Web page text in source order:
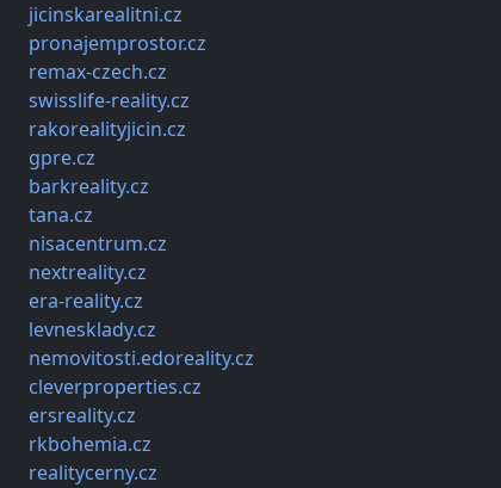
jicinskarealitni.cz
pronajemprostor.cz
remax-czech.cz
swisslife-reality.cz
rakorealityjicin.cz
gpre.cz
barkreality.cz
tana.cz
nisacentrum.cz
nextreality.cz
era-reality.cz
levnesklady.cz
nemovitosti.edoreality.cz
cleverproperties.cz
ersreality.cz
rkbohemia.cz
realitycerny.cz